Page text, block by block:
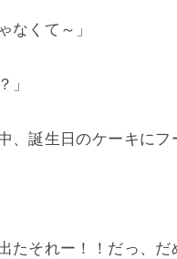
なくて～」
」
、誕生日のケーキに
たそれー！！だっ、